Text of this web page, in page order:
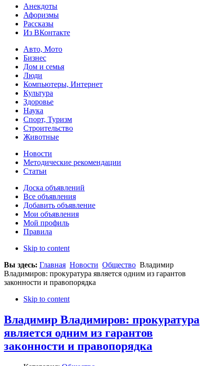
Анекдоты
Афоризмы
Рассказы
Из ВКонтакте
Авто, Мото
Бизнес
Дом и семья
Люди
Компьютеры, Интернет
Культура
Здоровье
Наука
Спорт, Туризм
Строительство
Животные
Новости
Методические рекомендации
Статьи
Доска объявлений
Все объявления
Добавить объявление
Мои объявления
Мой профиль
Правила
Skip to content
Вы здесь: Главная Новости Общество Владимир
Владимиров: прокуратура является одним из гарантов
законности и правопорядка
Skip to content
Владимир Владимиров: прокуратура
является одним из гарантов
законности и правопорядка